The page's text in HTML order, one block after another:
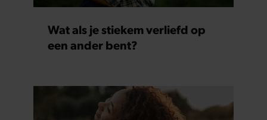
Wat als je stiekem verliefd op
een ander bent?